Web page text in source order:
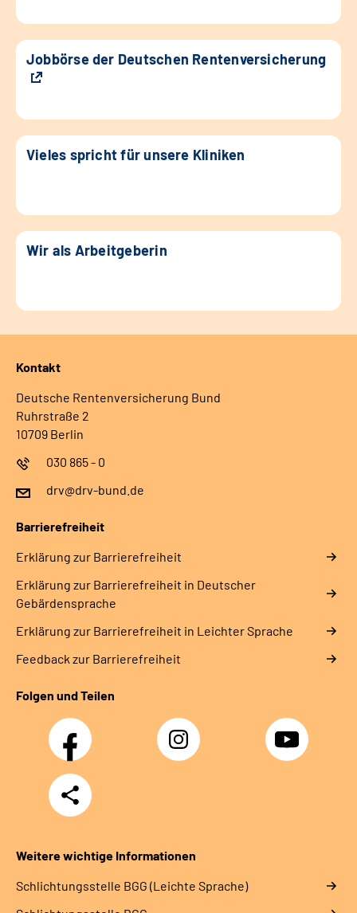
Jobbörse der Deutschen Rentenversicherung
Vieles spricht für unsere Kliniken
Wir als Arbeitgeberin
Kontakt
Deutsche Rentenversicherung Bund
Ruhrstraße 2
10709 Berlin
030 865 - 0
drv@drv-bund.de
Barrierefreiheit
Erklärung zur Barrierefreiheit
Erklärung zur Barrierefreiheit in Deutscher
Gebärdensprache
Erklärung zur Barrierefreiheit in Leichter Sprache
Feedback zur Barrierefreiheit
Folgen und Teilen
Facebook Instagram YouTube
Teilen
Weitere wichtige Informationen
Schlich­tungs­stel­le BGG (Leichte Sprache)